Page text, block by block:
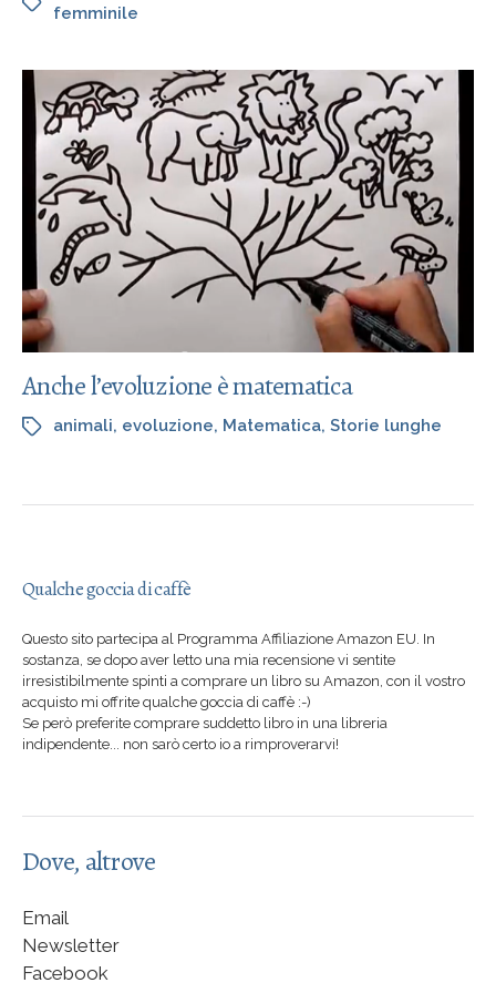
femminile
Anche l’evoluzione è matematica
animali, evoluzione, Matematica, Storie lunghe
Qualche goccia di caffè
Questo sito partecipa al Programma Affiliazione Amazon EU. In
sostanza, se dopo aver letto una mia recensione vi sentite
irresistibilmente spinti a comprare un libro su Amazon, con il vostro
acquisto mi offrite qualche goccia di caffè :-)
Se però preferite comprare suddetto libro in una libreria
indipendente... non sarò certo io a rimproverarvi!
Dove, altrove
Email
Newsletter
Facebook